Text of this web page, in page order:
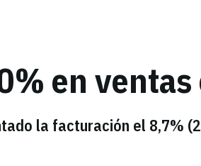
en
la facturación el 8,7%